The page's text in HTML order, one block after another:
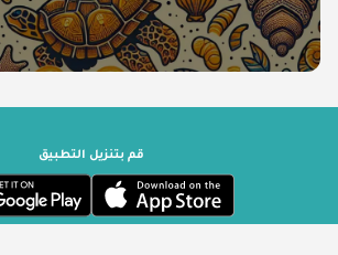
قم بتنزيل التطبيق